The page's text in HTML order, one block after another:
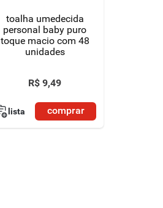
toalha umedecida
personal baby puro
toque macio com 48
unidades
R$ 9,49
lista comprar